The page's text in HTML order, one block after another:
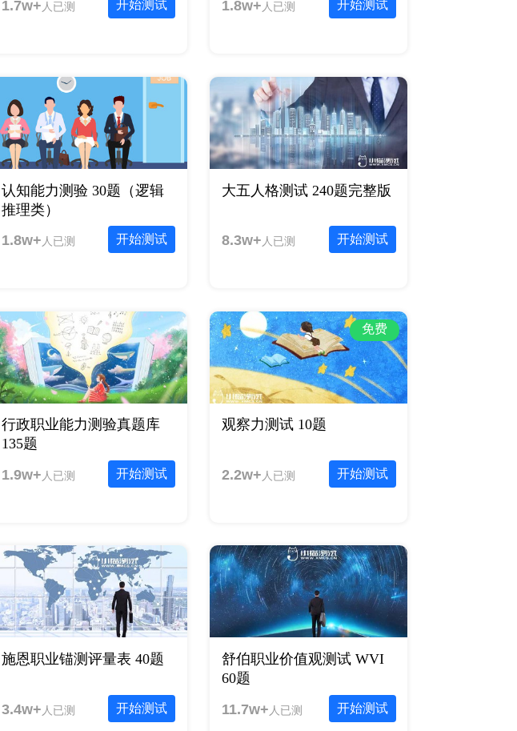
开始测试
1.7w+ 人已测 开始测试
1.8w+ 人已测
认知能力测验 30题（逻辑
推理类）
开始测试
1.8w+ 人已测
大五人格测试 240题完整版
开始测试
8.3w+ 人已测
行政职业能力测验真题库
135题
开始测试
1.9w+ 人已测
免费
观察力测试 10题
开始测试
2.2w+ 人已测
施恩职业锚测评量表 40题
开始测试
3.4w+ 人已测
舒伯职业价值观测试 WVI
60题
开始测试
11.7w+ 人已测